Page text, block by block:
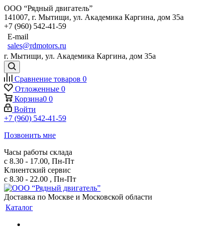
ООО “Рядный двигатель”
141007, г. Мытищи, ул. Академика Каргина, дом 35а
+7 (960) 542-41-59
E-mail
sales@rdmotors.ru
г. Мытищи, ул. Академика Каргина, дом 35а
Сравнение товаров 0
Отложенные 0
Корзина0 0
Войти
+7 (960) 542-41-59
Позвонить мне
Часы работы склада
с 8.30 - 17.00, Пн-Пт
Клиентский сервис
с 8.30 - 22.00 , Пн-Пт
Доставка по Москве и Московской области
Каталог